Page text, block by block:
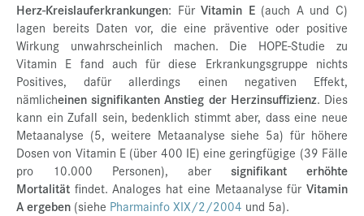
Herz-Kreislauferkrankungen: FürVitamin E(auch A und C)
lagen bereits Daten vor, die eine präventive oder positive
Wirkung unwahrscheinlich machen. Die HOPE-Studie zu
Vitamin E fand auch für diese Erkrankungsgruppe nichts
Positives, dafür allerdings einen negativen Effekt,
nämlicheinen signifikanten Anstieg der Herzinsuffizienz. Dies
kann ein Zufall sein, bedenklich stimmt aber, dass eine neue
Metaanalyse (5, weitere Metaanalyse siehe 5a) für höhere
Dosen von Vitamin E (über 400 IE) eine geringfügige (39 Fälle
pro 10.000 Personen), aber signifikant erhöhte
Mortalität findet. Analoges hat eine Metaanalyse fürVitamin
A ergeben (siehe Pharmainfo XIX/2/2004 und 5a).